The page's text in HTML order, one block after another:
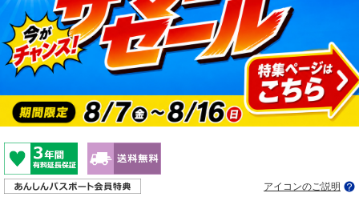
アイコンのご説明